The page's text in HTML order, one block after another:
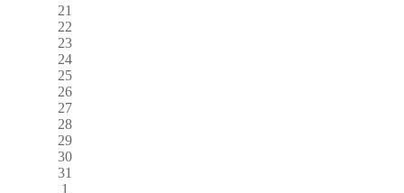
21
22
23
24
25
26
27
28
29
30
31
1